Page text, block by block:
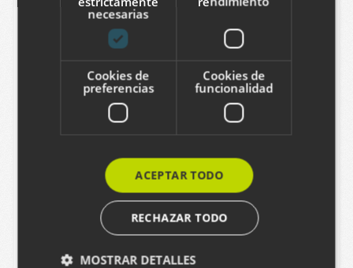
transforman en vínculos. Comentarios están
Correo electrónico
necesarias
Cookies de
preferencias
Cookies de
funcionalidad
ACEPTAR TODO
RECHAZAR TODO
MOSTRAR DETALLES